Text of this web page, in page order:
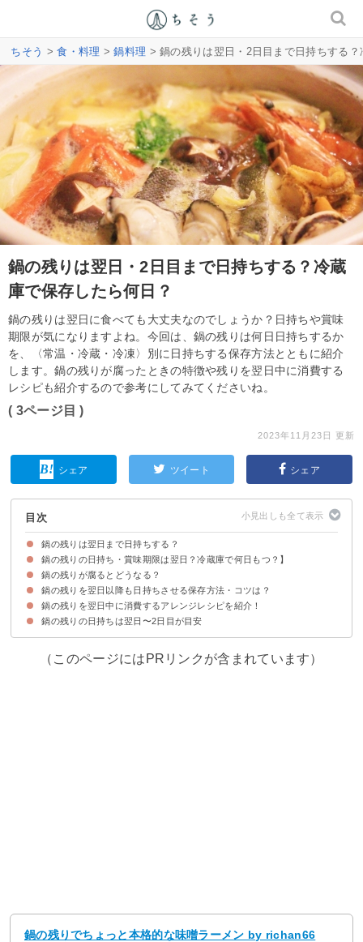
ちそう >食・料理 >鍋料理 > 鍋の残りは翌日・2日目まで日持ちする
鍋の残りは翌日・2日目まで日持ちする？冷蔵
庫で保存したら何日？
鍋の残りは翌日に食べても大丈夫なのでしょうか？日持ちや賞味
期限が気になりますよね。今回は、鍋の残りは何日日持ちするか
を、〈常温・冷蔵・冷凍〉別に日持ちする保存方法とともに紹介
します。鍋の残りが腐ったときの特徴や残りを翌日中に消費する
レシピも紹介するので参考にしてみてくださいね。
( 3ページ目 )
2023年11月23日 更新
シェア ツイート シェア
目次
鍋の残りは翌日まで日持ちする？
鍋の残りの日持ち・賞味期限は翌日？冷蔵庫で何日もつ？】
鍋の残りはそのまま常温だと日持ちしないため翌日までが安全
鍋の残りは冷蔵保存では翌日〜2日目までOK
鍋の残りが腐るとどうなる？
①匂いの特徴
②見た目の特徴
③味わいの特徴
鍋の残りを翌日以降も日持ちさせる保存方法・コツは？
鍋の残りの具材と汁をタッパーで別々に分けて冷凍しよう
鍋の残りを翌日中に消費するアレンジレシピを紹介！
①豚しゃぶうどん
②鍋の残り汁で雑炊
③鍋の残りで作る味噌ラーメン
④レモン鍋の残りで作るパスタ
⑤水炊きのだしで作るトマト鍋
⑥あんかけ丼
鍋の残りの日持ちは翌日〜2日目が目安
（このページにはPRリンクが含まれています）
鍋の残りでちょっと本格的な味噌ラーメン by richan66